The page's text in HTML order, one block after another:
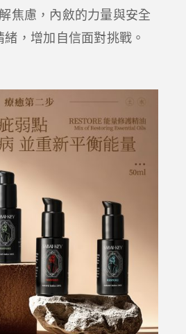
焦慮，內斂的力量與安全
，增加自信面對挑戰。